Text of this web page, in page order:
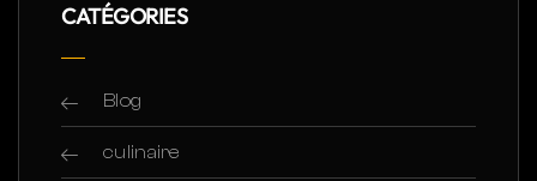
CATÉGORIES
Blog
culinaire